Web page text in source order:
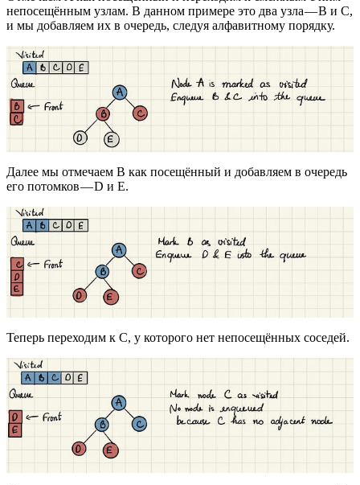
непосещённым узлам. В данном примере это два узла — B и C,
и мы добавляем их в очередь, следуя алфавитному порядку.
Далее мы отмечаем B как посещённый и добавляем в очередь
его потомков — D и E.
Теперь переходим к С, у которого нет непосещённых соседей.